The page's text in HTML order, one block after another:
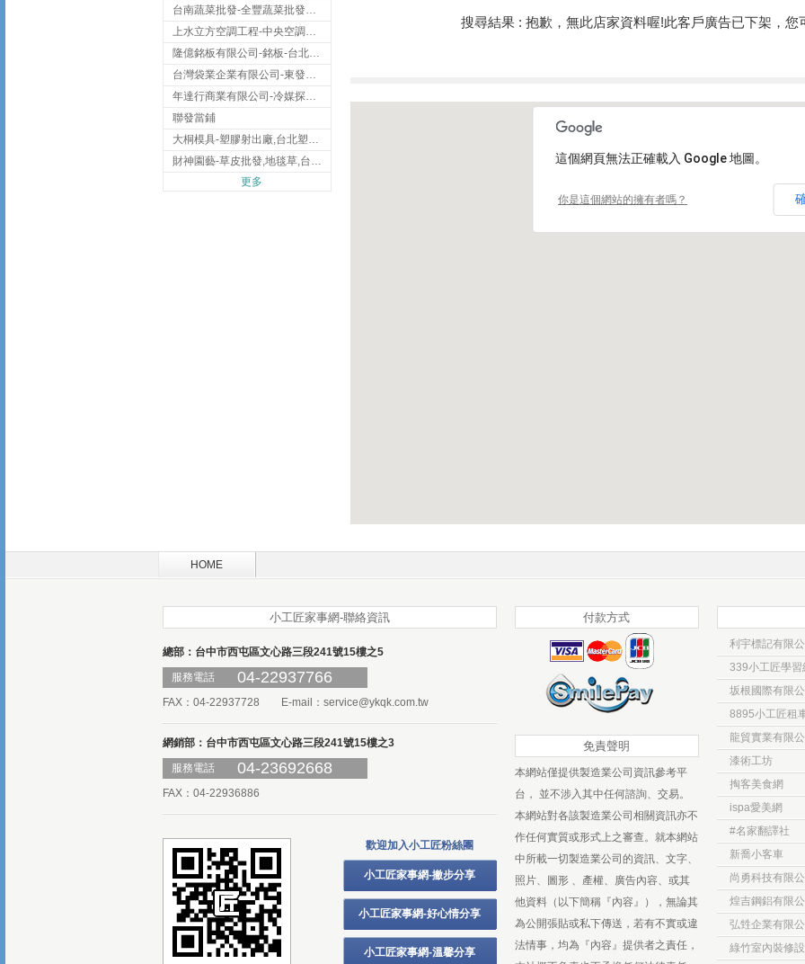
台南蔬菜批發-全豐蔬菜批發專送/台南蔬菜箱宅配到府
上水立方空調工程-中央空調規劃,台北中央空調規劃
隆億銘板有限公司-銘板-台北銘板-板橋銘板
台灣袋業企業有限公司-東發企業社/台中太空袋/太空包
年達行商業有限公司-冷媒探漏儀,壓力錶組,真空泵浦,台北冷凍空調材料
聯發當鋪
大桐模具-塑膠射出廠,台北塑膠射出廠
財神園藝-草皮批發,地毯草,台北草,彰化地毯草,彰化台北草
更多
搜尋結果 : 抱歉，無此店家資料喔!此客戶廣告已下架，您
這個網頁無法正確載入 Google 地圖。
你是這個網站的擁有者嗎？
HOME
小工匠家事網-聯絡資訊
總部：台中市西屯區文心路三段241號15樓之5
服務電話
04-22937766
FAX：04-22937728 E-mail： service@ykqk.com.tw
網銷部：台中市西屯區文心路三段241號15樓之3
服務電話
04-23692668
FAX：04-22936886
歡迎加入小工匠粉絲團
小工匠家事網-撇步分享
小工匠家事網-好心情分享
小工匠家事網-溫馨分享
付款方式
免責聲明
本網站僅提供製造業公司資訊參考平
台， 並不涉入其中任何諮詢、交易。
本網站對各該製造業公司相關資訊亦不
作任何實質或形式上之審查。就本網站
中所載一切製造業公司的資訊、文字、
照片、圖形 、產權、廣告內容、或其
他資料（以下簡稱『內容』），無論其
為公開張貼或私下傳送，若有不實或違
法情事，均為『內容』提供者之責任，
利宇標記有限
339小工匠學習
坂根國際有限
8895小工匠租
龍貿實業有限
漆術工坊
掏客美食網
ispa愛美網
#名家翻譯社
新喬小客車
尚勇科技有限
煌吉鋼鋁有限
弘甡企業有限
綠竹室內裝修